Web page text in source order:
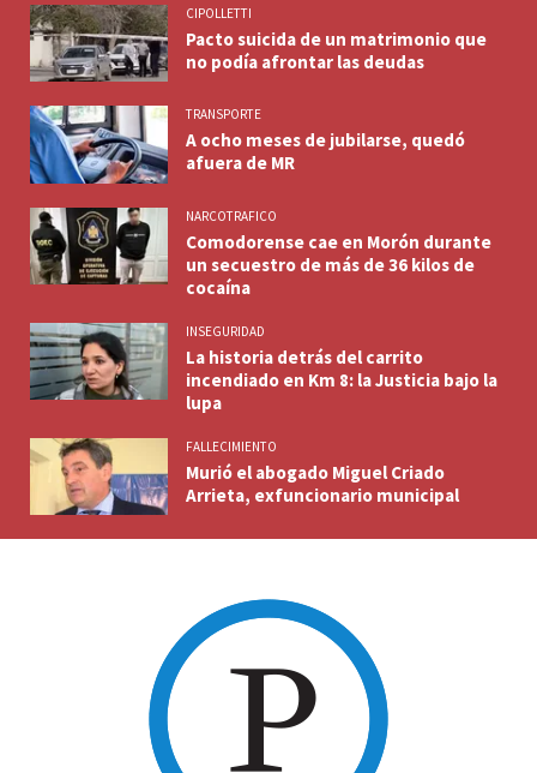
CIPOLLETTI
Pacto suicida de un matrimonio que
no podía afrontar las deudas
TRANSPORTE
A ocho meses de jubilarse, quedó
afuera de MR
NARCOTRAFICO
Comodorense cae en Morón durante
un secuestro de más de 36 kilos de
cocaína
INSEGURIDAD
La historia detrás del carrito
incendiado en Km 8: la Justicia bajo la
lupa
FALLECIMIENTO
Murió el abogado Miguel Criado
Arrieta, exfuncionario municipal